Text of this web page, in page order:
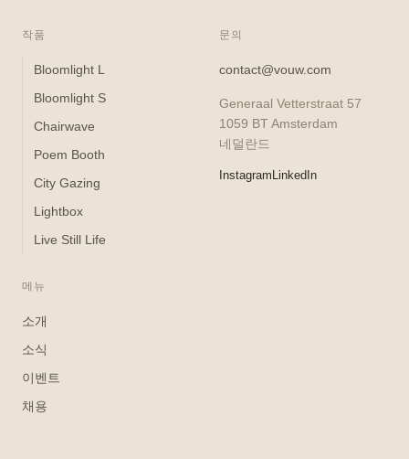
작품
Bloomlight L
Bloomlight S
Chairwave
Poem Booth
City Gazing
Lightbox
Live Still Life
메뉴
소개
소식
이벤트
채용
문의
contact@vouw.com
Generaal Vetterstraat 57
1059 BT Amsterdam
네덜란드
Instagram LinkedIn